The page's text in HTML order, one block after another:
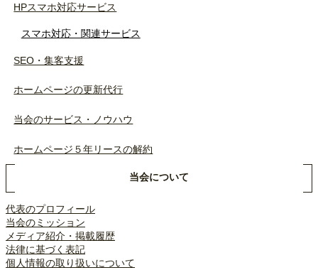
HPスマホ対応サービス
スマホ対応・関連サービス
SEO・集客支援
ホームページの更新代行
当会のサービス・ノウハウ
ホームページ５年リースの解約
当会について
代表のプロフィール
当会のミッション
メディア紹介・掲載履歴
法律に基づく表記
個人情報の取り扱いについて